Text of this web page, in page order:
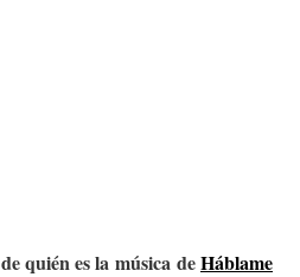
de quién es la música deHáblame